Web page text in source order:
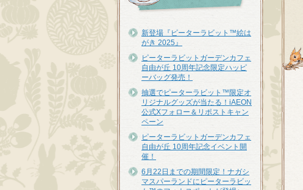
新登場『ピーターラビット™︎絵は
がき 2025』
ピーターラビットガーデンカフェ
自由が丘 10周年記念限定ハッピ
ーバッグ発売！
抽選でピーターラビット™限定オ
リジナルグッズが当たる！iAEON
公式Xフォロー＆リポストキャン
ペーン
ピーターラビットガーデンカフェ
自由が丘 10周年記念イベント開
催！
6月22日までの期間限定！ナガシ
マスパーランドにピーターラビッ